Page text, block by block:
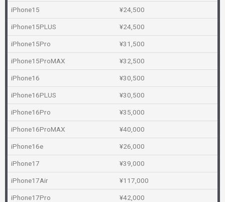
iPhone15 ¥24,500
iPhone15PLUS ¥24,500
iPhone15Pro ¥31,500
iPhone15ProMAX ¥32,500
iPhone16 ¥30,500
iPhone16PLUS ¥30,500
iPhone16Pro ¥35,000
iPhone16ProMAX ¥40,000
iPhone16e ¥26,000
iPhone17 ¥39,000
iPhone17Air ¥117,000
iPhone17Pro ¥42,000